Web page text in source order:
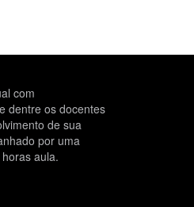
com
dentre os docentes
de sua
por uma
aula.